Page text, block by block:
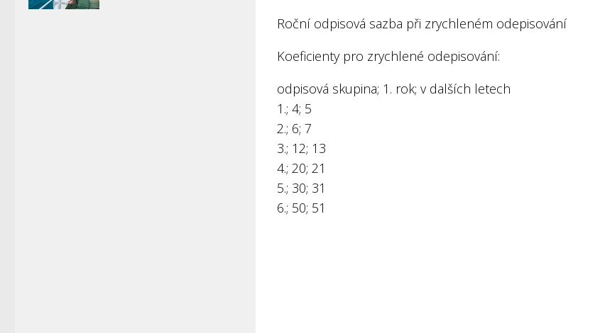
Roční odpisová sazba při zrychleném odepisování
Koeficienty pro zrychlené odepisování:
odpisová skupina; 1. rok; v dalších letech
1.; 4; 5
2.; 6; 7
3.; 12; 13
4.; 20; 21
5.; 30; 31
6.; 50; 51